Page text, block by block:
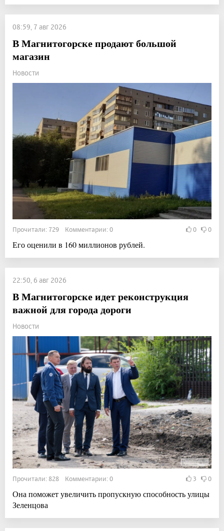
08:59, 7 авг 2026
В Магнитогорске продают большой
магазин
Новости
Прочитали: 729 Комментарии: 0 0 0
Его оценили в 160 миллионов рублей.
22:50, 6 авг 2026
В Магнитогорске идет реконструкция
важной для города дороги
Новости
Прочитали: 828 Комментарии: 0 3 0
Она поможет увеличить пропускную способность улицы
Зеленцова